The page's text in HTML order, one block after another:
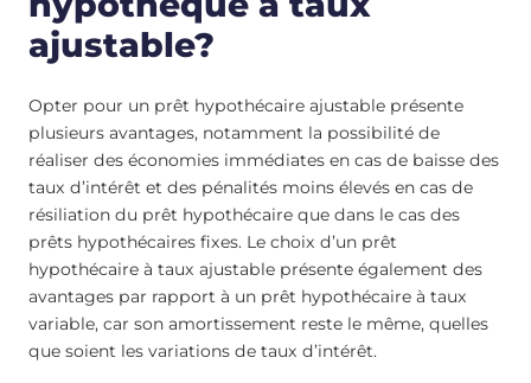
ajustable?
Opter pour un prêt hypothécaire ajustable présente
plusieurs avantages, notamment la possibilité de
réaliser des économies immédiates en cas de baisse des
taux d’intérêt et des pénalités moins élevés en cas de
résiliation du prêt hypothécaire que dans le cas des
prêts hypothécaires fixes. Le choix d’un prêt
hypothécaire à taux ajustable présente également des
avantages par rapport à un prêt hypothécaire à taux
variable, car son amortissement reste le même, quelles
que soient les variations de taux d’intérêt.